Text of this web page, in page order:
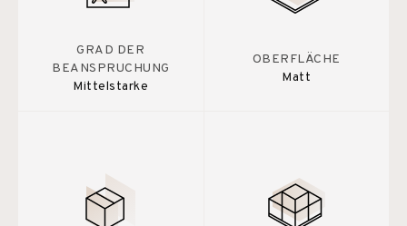
GRAD DER
BEANSPRUCHUNG
Mittelstarke
OBERFLÄCHE
Matt